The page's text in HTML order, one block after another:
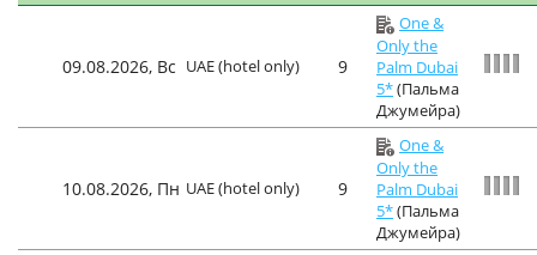
09.08.2026, Вс UAE (hotel only) 9
One &
Only the
Palm Dubai
5*(Пальма
Джумейра)
10.08.2026, Пн UAE (hotel only) 9
One &
Only the
Palm Dubai
5*(Пальма
Джумейра)